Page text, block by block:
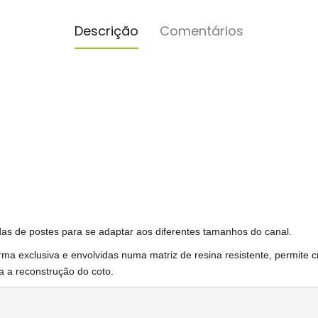
Descrição Comentários
de postes para se adaptar aos diferentes tamanhos do canal.
exclusiva e envolvidas numa matriz de resina resistente, permite
a reconstrução do coto.